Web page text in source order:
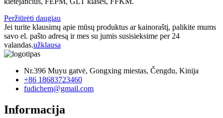
Peržiūrėti daugiau
Jei turite klausimų apie mūsų produktus ar kainoraštį, palikite mums
savo el. pašto adresą ir mes su jumis susisieksime per 24
valandas.užklausa
Nr.396 Muyu gatvė, Gongxing miestas, Čengdu, Kinija
+86 18683723460
fudichem@gmail.com
Informacija